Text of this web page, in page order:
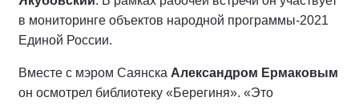
в мониторинге объектов народной программы-2021
Единой России.
Вместе с мэром Саянска Александром Ермаковым
он осмотрел библиотеку «Берегиня». «Это